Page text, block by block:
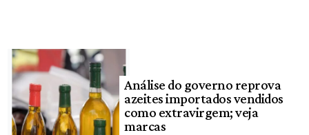
Análise do governo reprova
azeites importados vendidos
como extravirgem; veja
marcas